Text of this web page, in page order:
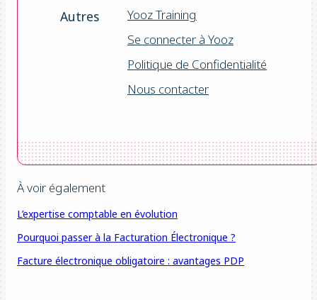
Autres
Yooz Training
Se connecter à Yooz
Politique de Confidentialité
Nous contacter
À voir également
L’expertise comptable en évolution
Pourquoi passer à la Facturation Électronique ?
Facture électronique obligatoire : avantages PDP